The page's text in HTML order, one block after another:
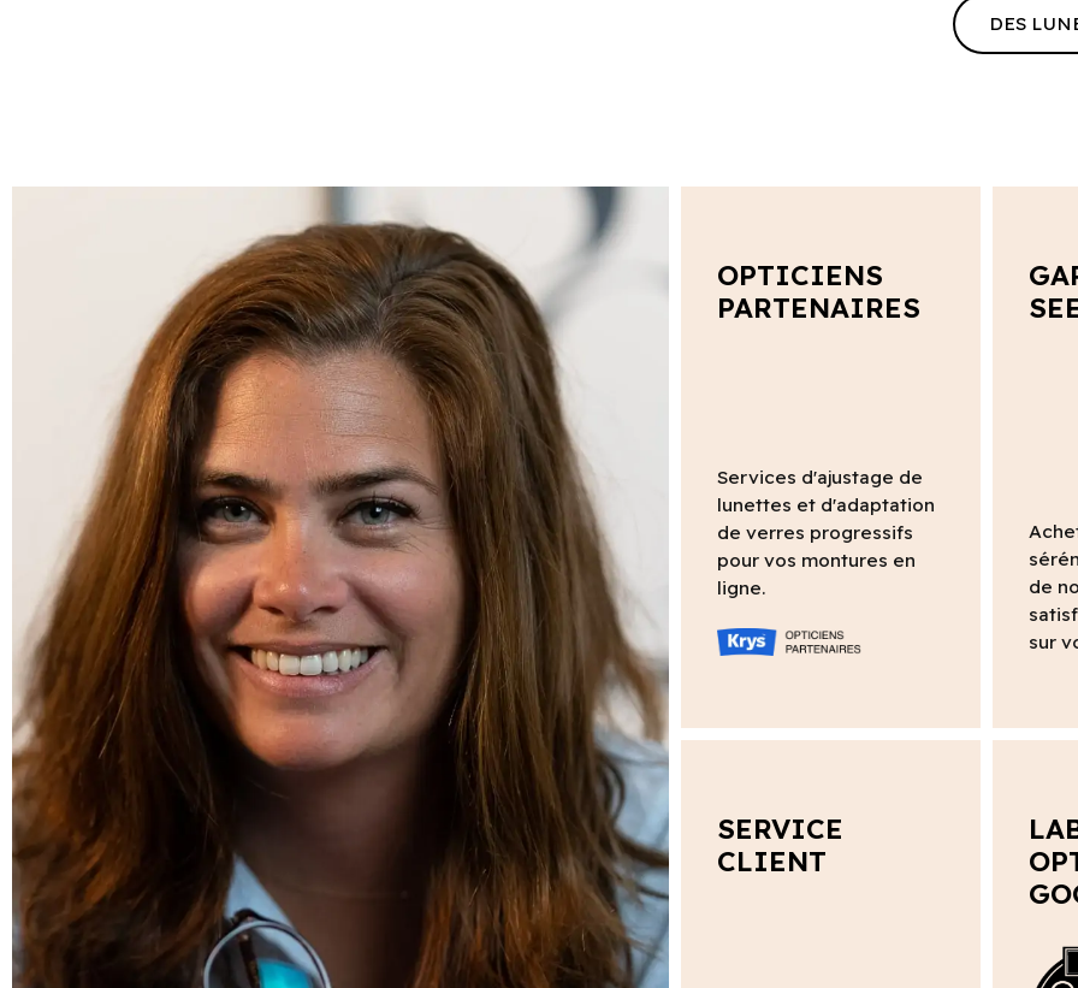
DES
OPTICIENS
PARTENAIRES
Services d'ajustage de
lunettes et d'adaptation
de verres progressifs
pour vos montures en
ligne.
de
sur
SERVICE
CLIENT